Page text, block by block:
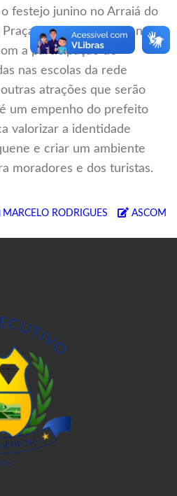
festejo junino no Arraiá do
Praça 10 de Novembro nos
a participação de
nas escolas da rede
atrações que serão
um empenho do prefeito
valorizar a identidade
e criar um ambiente
moradores e dos turistas.
MARCELO RODRIGUES ASCOM